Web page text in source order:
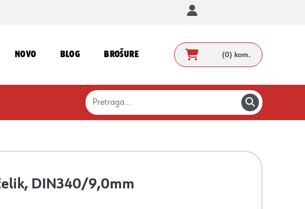
NOVO BLOG BROŠURE (0) kom.
DIN340/9,0mm